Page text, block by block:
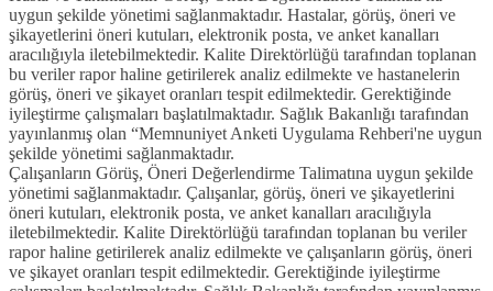
uygun şekilde yönetimi sağlanmaktadır. Hastalar, görüş, öneri ve
şikayetlerini öneri kutuları, elektronik posta, ve anket kanalları
aracılığıyla iletebilmektedir. Kalite Direktörlüğü tarafından toplanan
bu veriler rapor haline getirilerek analiz edilmekte ve hastanelerin
görüş, öneri ve şikayet oranları tespit edilmektedir. Gerektiğinde
iyileştirme çalışmaları başlatılmaktadır. Sağlık Bakanlığı tarafından
yayınlanmış olan “Memnuniyet Anketi Uygulama Rehberi'ne uygun
şekilde yönetimi sağlanmaktadır.
Çalışanların Görüş, Öneri Değerlendirme Talimatına uygun şekilde
yönetimi sağlanmaktadır. Çalışanlar, görüş, öneri ve şikayetlerini
öneri kutuları, elektronik posta, ve anket kanalları aracılığıyla
iletebilmektedir. Kalite Direktörlüğü tarafından toplanan bu veriler
rapor haline getirilerek analiz edilmekte ve çalışanların görüş, öneri
ve şikayet oranları tespit edilmektedir. Gerektiğinde iyileştirme